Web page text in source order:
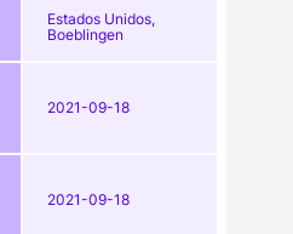
Estados Unidos,
Boeblingen
2021-09-18
2021-09-18